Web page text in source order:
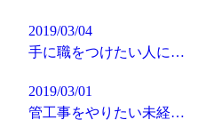
2019/03/04
手に職をつけたい人に…
2019/03/01
管工事をやりたい未経…